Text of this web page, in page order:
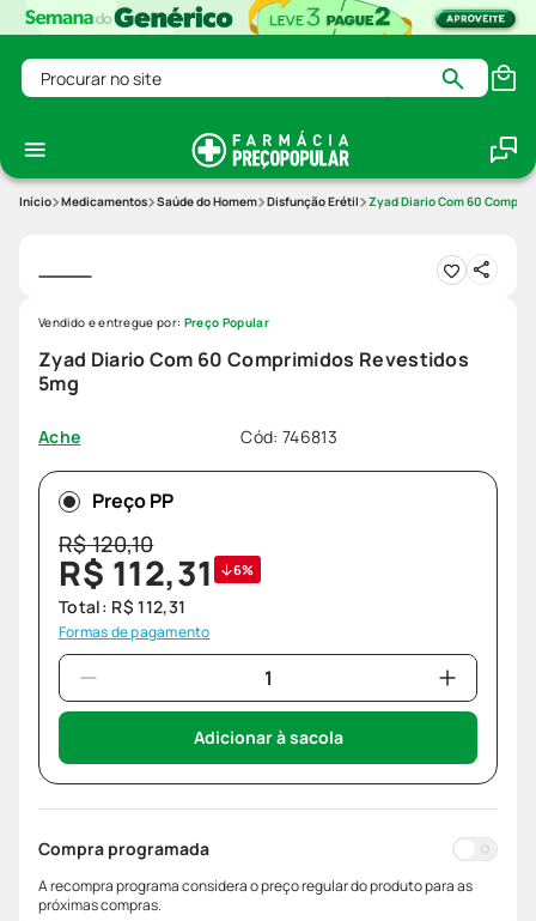
Procurar no site
Medicamentos Saúde do Homem Disfunção Erétil Zyad Diario Com 60
Zyad Diario Com 60 Comprimidos Revestidos
5mg
Ache Cód: 746813
Vendido e entregue por: Preço Popular
Preço PP
R$120,10
R$ 112,31 6%
Total: R$ 112,31
Formas de pagamento
Adicionar à sacola
Compra programada
A recompra programa considera o preço regular do produto para as
próximas compras.